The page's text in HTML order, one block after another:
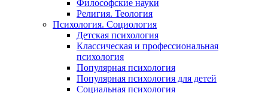
Философские науки
Религия. Теология
Психология. Социология
Детская психология
Классическая и профессиональная
психология
Популярная психология
Популярная психология для детей
Социальная психология